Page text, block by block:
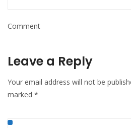
Comment
Leave a Reply
Your email address will not be
marked *